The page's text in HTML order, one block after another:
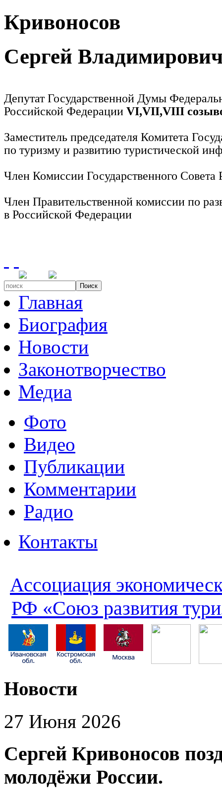
Кривоносов
Сергей
Депутат Государственной Думы
Российской Федерации VI,VII,VIII
Заместитель председателя Комитета
по туризму и развитию туристической
Член Комиссии Государственного
Член Правительственной комиссии по
в Российской Федерации
Поиск
Главная
Биография
Новости
Законотворчество
Медиа
Фото
Видео
Публикации
Комментарии
Радио
Контакты
Ассоциация
РФ «Союз развития
Новости
27 Июня 2026
Сергей Кривоносов
молодёжи России.